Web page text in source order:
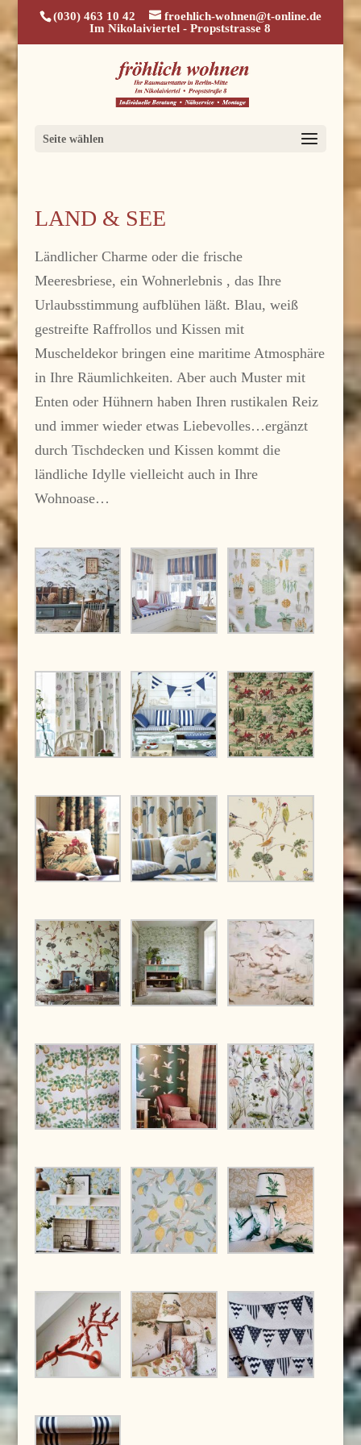
(030) 463 10 42
froehlich-wohnen@t-online.de
Im Nikolaiviertel - Propststrasse 8
Seite wählen
LAND & SEE
Ländlicher Charme oder die frische
Meeresbriese, ein Wohnerlebnis , das Ihre
Urlaubsstimmung aufblühen läßt. Blau, weiß
gestreifte Raffrollos und Kissen mit
Muscheldekor bringen eine maritime Atmosphäre
in Ihre Räumlichkeiten. Aber auch Muster mit
Enten oder Hühnern haben Ihren rustikalen Reiz
und immer wieder etwas Liebevolles…ergänzt
durch Tischdecken und Kissen kommt die
ländliche Idylle vielleicht auch in Ihre
Wohnoase…